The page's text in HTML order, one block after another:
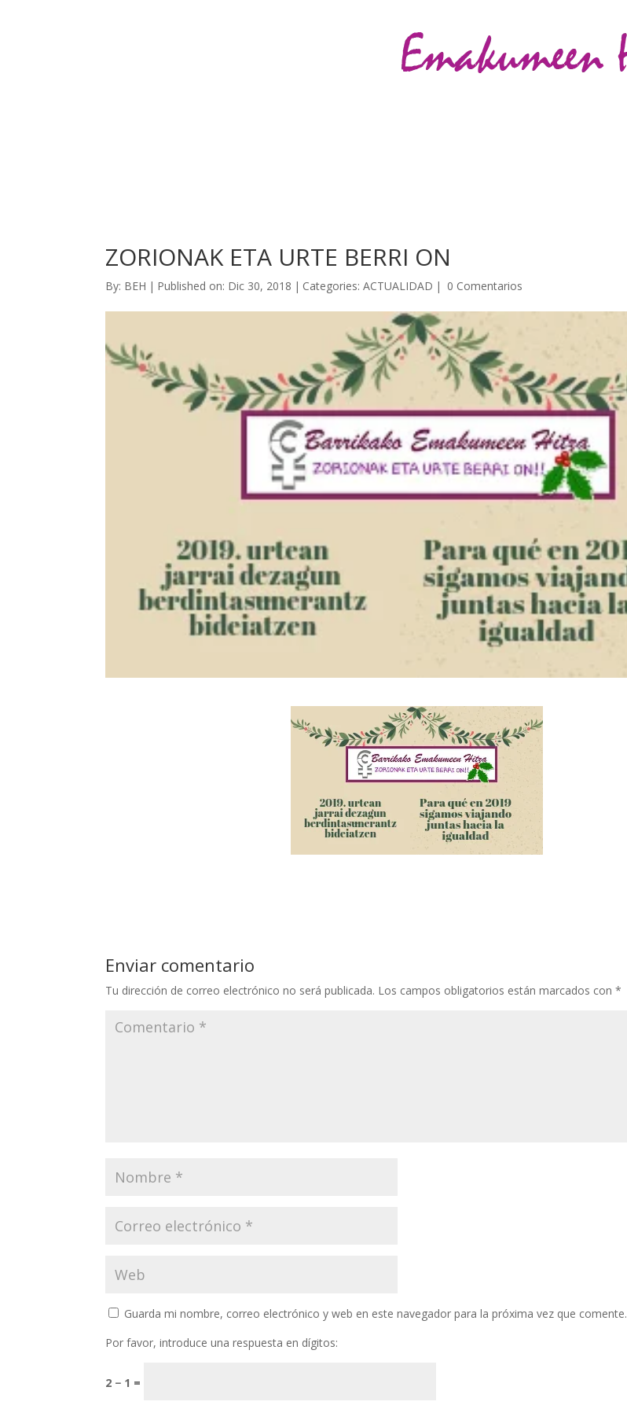
ZORIONAK ETA URTE BERRI ON
By: BEH | Published on: Dic 30, 2018 | Categories:ACTUALIDAD | 0 Comentarios
Enviar comentario
Tu dirección de correo electrónico no será publicada. Los campos obligatorios están marcados con*
Guarda mi nombre, correo electrónico y web en este navegador para la próxima vez que comente.
Por favor, introduce una respuesta en dígitos:
2 − 1 =